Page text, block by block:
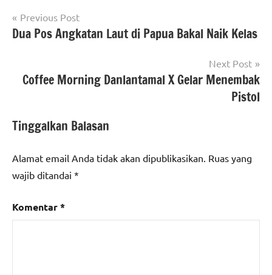
Navigasi
pos
Previous Post
Dua Pos Angkatan Laut di Papua Bakal Naik Kelas
Next Post
Coffee Morning Danlantamal X Gelar Menembak
Pistol
Tinggalkan Balasan
Alamat email Anda tidak akan dipublikasikan. Ruas yang
wajib ditandai *
Komentar*